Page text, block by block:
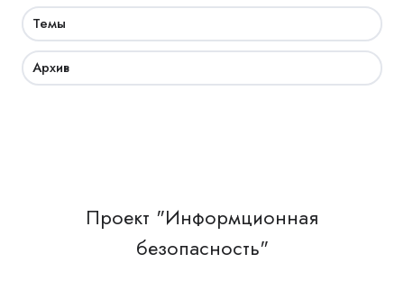
Темы
Архив
Проект "Информционная
безопасность"